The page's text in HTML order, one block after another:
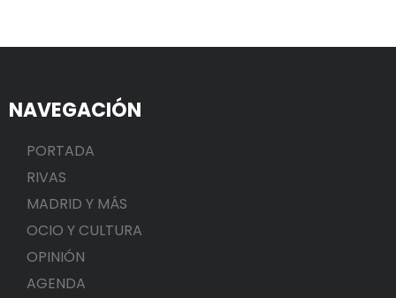
NAVEGACIÓN
PORTADA
RIVAS
MADRID Y MÁS
OCIO Y CULTURA
OPINIÓN
AGENDA